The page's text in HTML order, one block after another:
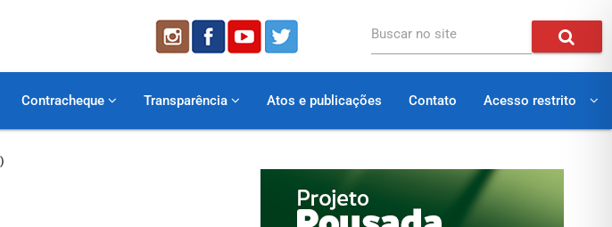
Buscar no site
Contracheque Transparência Atos e publicações Contato Acesso restrito